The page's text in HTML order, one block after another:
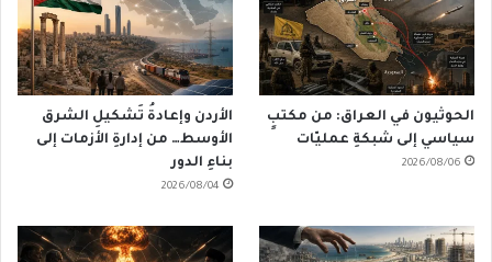
الحوثيون في العراق: من مكتبٍ
سياسي إلى شبكةِ عمليّات
2026/08/06
الأردن وإعادةُ تَشكيلِ الشرق
الأوسط… من إدارةِ الأزمات إلى
بناءِ الدور
2026/08/04